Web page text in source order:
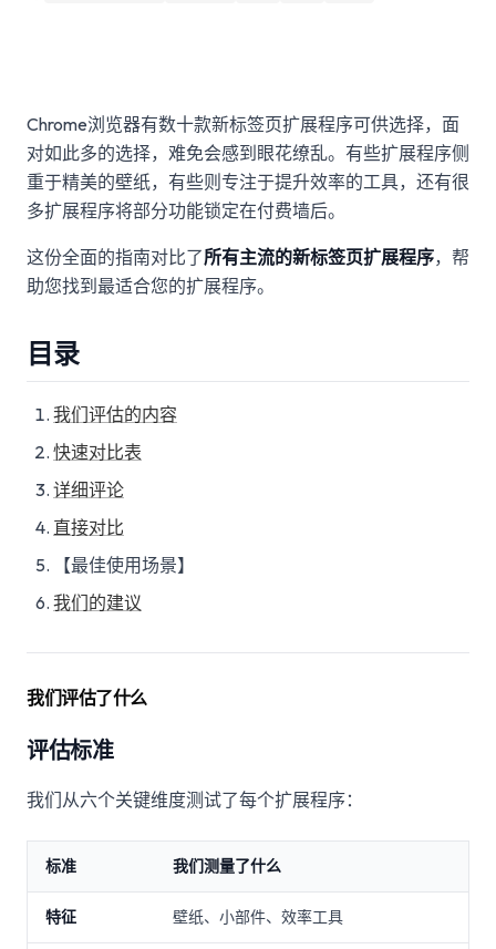
Chrome浏览器有数十款新标签页扩展程序可供选择，面
对如此多的选择，难免会感到眼花缭乱。有些扩展程序侧
重于精美的壁纸，有些则专注于提升效率的工具，还有很
多扩展程序将部分功能锁定在付费墙后。
这份全面的指南对比了所有主流的新标签页扩展程序，帮
助您找到最适合您的扩展程序。
目录
我们评估的内容
快速对比表
详细评论
直接对比
【最佳使用场景】
我们的建议
我们评估了什么
评估标准
我们从六个关键维度测试了每个扩展程序：
标准 我们测量了什么
特征 壁纸、小部件、效率工具